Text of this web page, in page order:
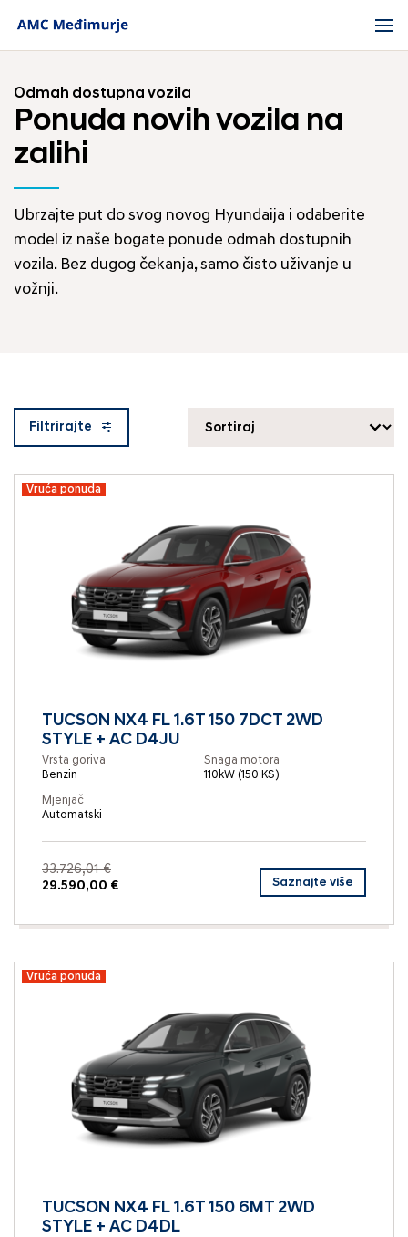
Odmah dostupna vozila
Ponuda novih vozila na
zalihi
Ubrzajte put do svog novog Hyundaija i odaberite
model iz naše bogate ponude odmah dostupnih
vozila. Bez dugog čekanja, samo čisto uživanje u
vožnji.
Filtrirajte
Vruća ponuda
TUCSON NX4 FL 1.6T 150 7DCT 2WD
STYLE + AC D4JU
Vrsta goriva
Benzin
Snaga motora
110kW (150 KS)
Mjenjač
Automatski
33.726,01 €
29.590,00 €
Saznajte više
Vruća ponuda
TUCSON NX4 FL 1.6T 150 6MT 2WD
STYLE + AC D4DL